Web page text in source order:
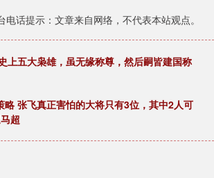
电话提示：文章来自网络，不代表本站观点。
上五大枭雄，虽无缘称尊，然后嗣皆建国称
略 张飞真正害怕的大将只有3位，其中2人可
超